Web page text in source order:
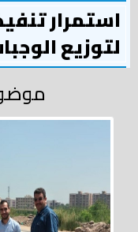
استمرار
لتوزيع